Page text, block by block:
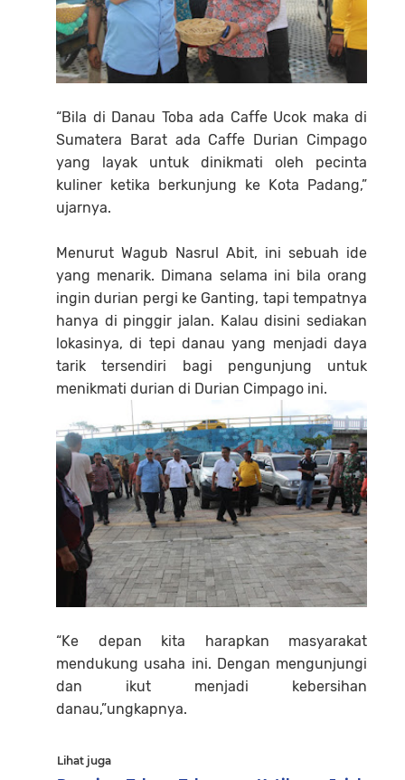
“Bila di Danau Toba ada Caffe Ucok maka di
Sumatera Barat ada Caffe Durian Cimpago
yang layak untuk dinikmati oleh pecinta
kuliner ketika berkunjung ke Kota Padang,”
ujarnya.
Menurut Wagub Nasrul Abit, ini sebuah ide
yang menarik. Dimana selama ini bila orang
ingin durian pergi ke Ganting, tapi tempatnya
hanya di pinggir jalan. Kalau disini sediakan
lokasinya, di tepi danau yang menjadi daya
tarik tersendiri bagi pengunjung untuk
menikmati durian di Durian Cimpago ini.
“Ke depan kita harapkan masyarakat
mendukung usaha ini. Dengan mengunjungi
dan ikut menjadi kebersihan
danau,”ungkapnya.
Lihat juga